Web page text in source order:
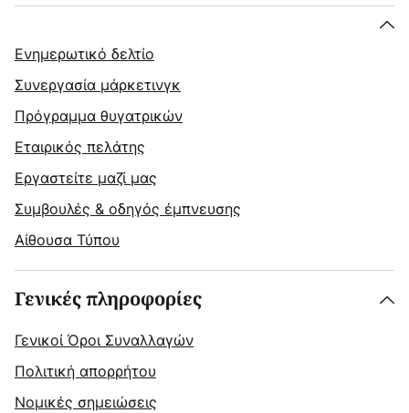
Ενημερωτικό δελτίο
Συνεργασία μάρκετινγκ
Πρόγραμμα θυγατρικών
Εταιρικός πελάτης
Εργαστείτε μαζί μας
Συμβουλές & οδηγός έμπνευσης
Αίθουσα Τύπου
Γενικές πληροφορίες
Γενικοί Όροι Συναλλαγών
Πολιτική απορρήτου
Νομικές σημειώσεις